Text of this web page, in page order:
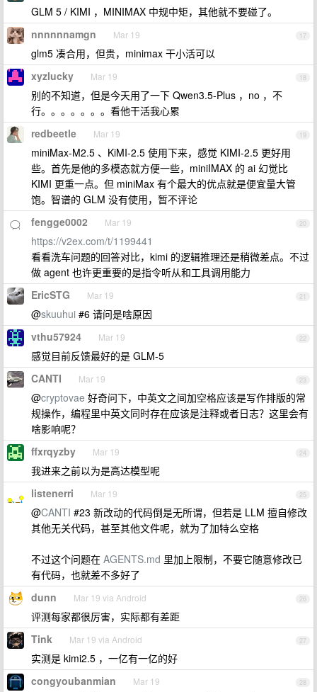
GLM 5 / KIMI ，MINIMAX 中规中矩，其他就不要碰了。
17
nnnnnnamgn Mar 19
glm5 凑合用，但贵，minimax 干小活可以
18
xyzlucky Mar 19
别的不知道，但是今天用了一下 Qwen3.5-Plus ，no ，不
行。。。。。。。看他干活我心累
19
redbeetle Mar 19
miniMax-M2.5 、KiMI-2.5 使用下来，感觉 KIMI-2.5 更好用
些。首先是他的多模态就方便一些，miniIMAX 的 ai 幻觉比
KIMI 更重一点。但 miniMax 有个最大的优点就是便宜量大管
饱。智谱的 GLM 没有使用，暂不评论
20
fengge0002 Mar 19
https://v2ex.com/t/1199441
看看洗车问题的回答对比，kimi 的逻辑推理还是稍微差点。不过
做 agent 也许更重要的是指令听从和工具调用能力
21
EricSTG Mar 19
@skuuhui #6 请问是啥原因
22
vthu57924 Mar 19
感觉目前反馈最好的是 GLM-5
23
CANTI Mar 19
@cryptovae 好奇问下，中英文之间加空格应该是写作排版的常
规操作，编程里中英文同时存在应该是注释或者日志？这里会有
啥影响呢？
24
ffxrqyzby Mar 19
我进来之前以为是高达模型呢
25
listenerri Mar 19
@CANTI #23 新改动的代码倒是无所谓，但若是 LLM 擅自修改
其他无关代码，甚至其他文件呢，就为了加特么空格
不过这个问题在 AGENTS.md 里加上限制，不要它随意修改已
有代码，也就差不多好了
26
dunn Mar 19 via Android
评测每家都很厉害，实际都有差距
27
Tink Mar 19 via Android
实测是 kimi2.5 ，一亿有一亿的好
28
congyoubanmian Mar 19